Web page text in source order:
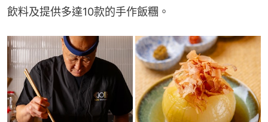
飲料及提供多達10款的手作飯糰。